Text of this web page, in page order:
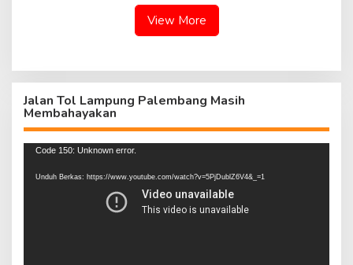
View More
Jalan Tol Lampung Palembang Masih
Membahayakan
Pemutar
Code 150: Unknown error.
Unduh Berkas: https://www.youtube.com/watch?v=5PjDublZ6V4&_=1